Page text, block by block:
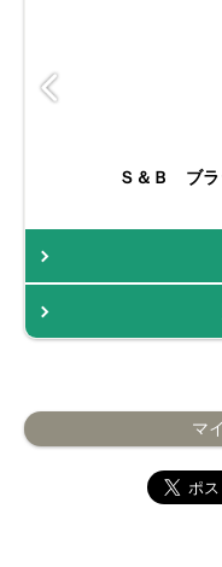
Ｓ＆Ｂ ブラ
マ